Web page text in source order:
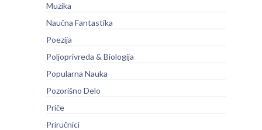
Muzika
Naučna Fantastika
Poezija
Poljoprivreda & Biologija
Popularna Nauka
Pozorišno Delo
Priče
Priručnici